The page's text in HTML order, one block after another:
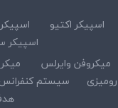
اسپیکر اکتیو
اسپیکر
میکروفن وایرلس
رومیزی
سیستم